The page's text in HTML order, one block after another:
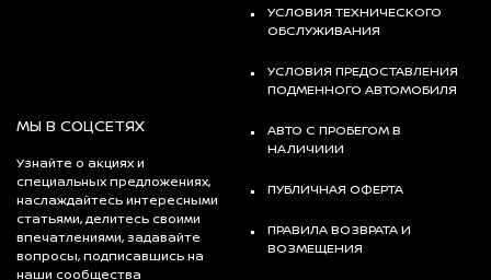
УСЛОВИЯ ТЕХНИЧЕСКОГО
ОБСЛУЖИВАНИЯ
УСЛОВИЯ ПРЕДОСТАВЛЕНИЯ
ПОДМЕННОГО АВТОМОБИЛЯ
АВТО С ПРОБЕГОМ В
НАЛИЧИИИ
ПУБЛИЧНАЯ ОФЕРТА
ПРАВИЛА ВОЗВРАТА И
ВОЗМЕЩЕНИЯ
МЫ В СОЦСЕТЯХ
Узнайте о акциях и
специальных предложениях,
наслаждайтесь интересными
статьями, делитесь своими
впечатлениями, задавайте
вопросы, подписавшись на
наши сообщества